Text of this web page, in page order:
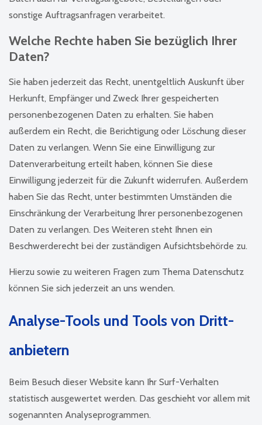
sonstige Auftragsanfragen verarbeitet.
Welche Rechte haben Sie bezüglich Ihrer
Daten?
Sie haben jederzeit das Recht, unentgeltlich Auskunft über
Herkunft, Empfänger und Zweck Ihrer gespeicherten
personenbezogenen Daten zu erhalten. Sie haben
außerdem ein Recht, die Berichtigung oder Löschung dieser
Daten zu verlangen. Wenn Sie eine Einwilligung zur
Datenverarbeitung erteilt haben, können Sie diese
Einwilligung jederzeit für die Zukunft widerrufen. Außerdem
haben Sie das Recht, unter bestimmten Umständen die
Einschränkung der Verarbeitung Ihrer personenbezogenen
Daten zu verlangen. Des Weiteren steht Ihnen ein
Beschwerderecht bei der zuständigen Aufsichtsbehörde zu.
Hierzu sowie zu weiteren Fragen zum Thema Datenschutz
können Sie sich jederzeit an uns wenden.
Analyse-Tools und Tools von Dritt­
anbietern
Beim Besuch dieser Website kann Ihr Surf-Verhalten
statistisch ausgewertet werden. Das geschieht vor allem mit
sogenannten Analyseprogrammen.